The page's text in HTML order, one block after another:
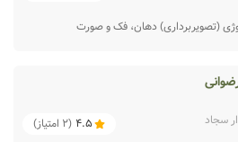
(تصویربرداری) دهان، فک و صورت
سجاد 4.5
(
2 امتیاز)